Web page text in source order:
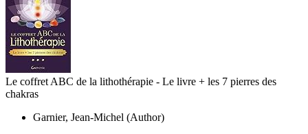
Le coffret ABC de la lithothérapie - Le livre + les 7 pierres des
chakras
Garnier, Jean-Michel (Author)